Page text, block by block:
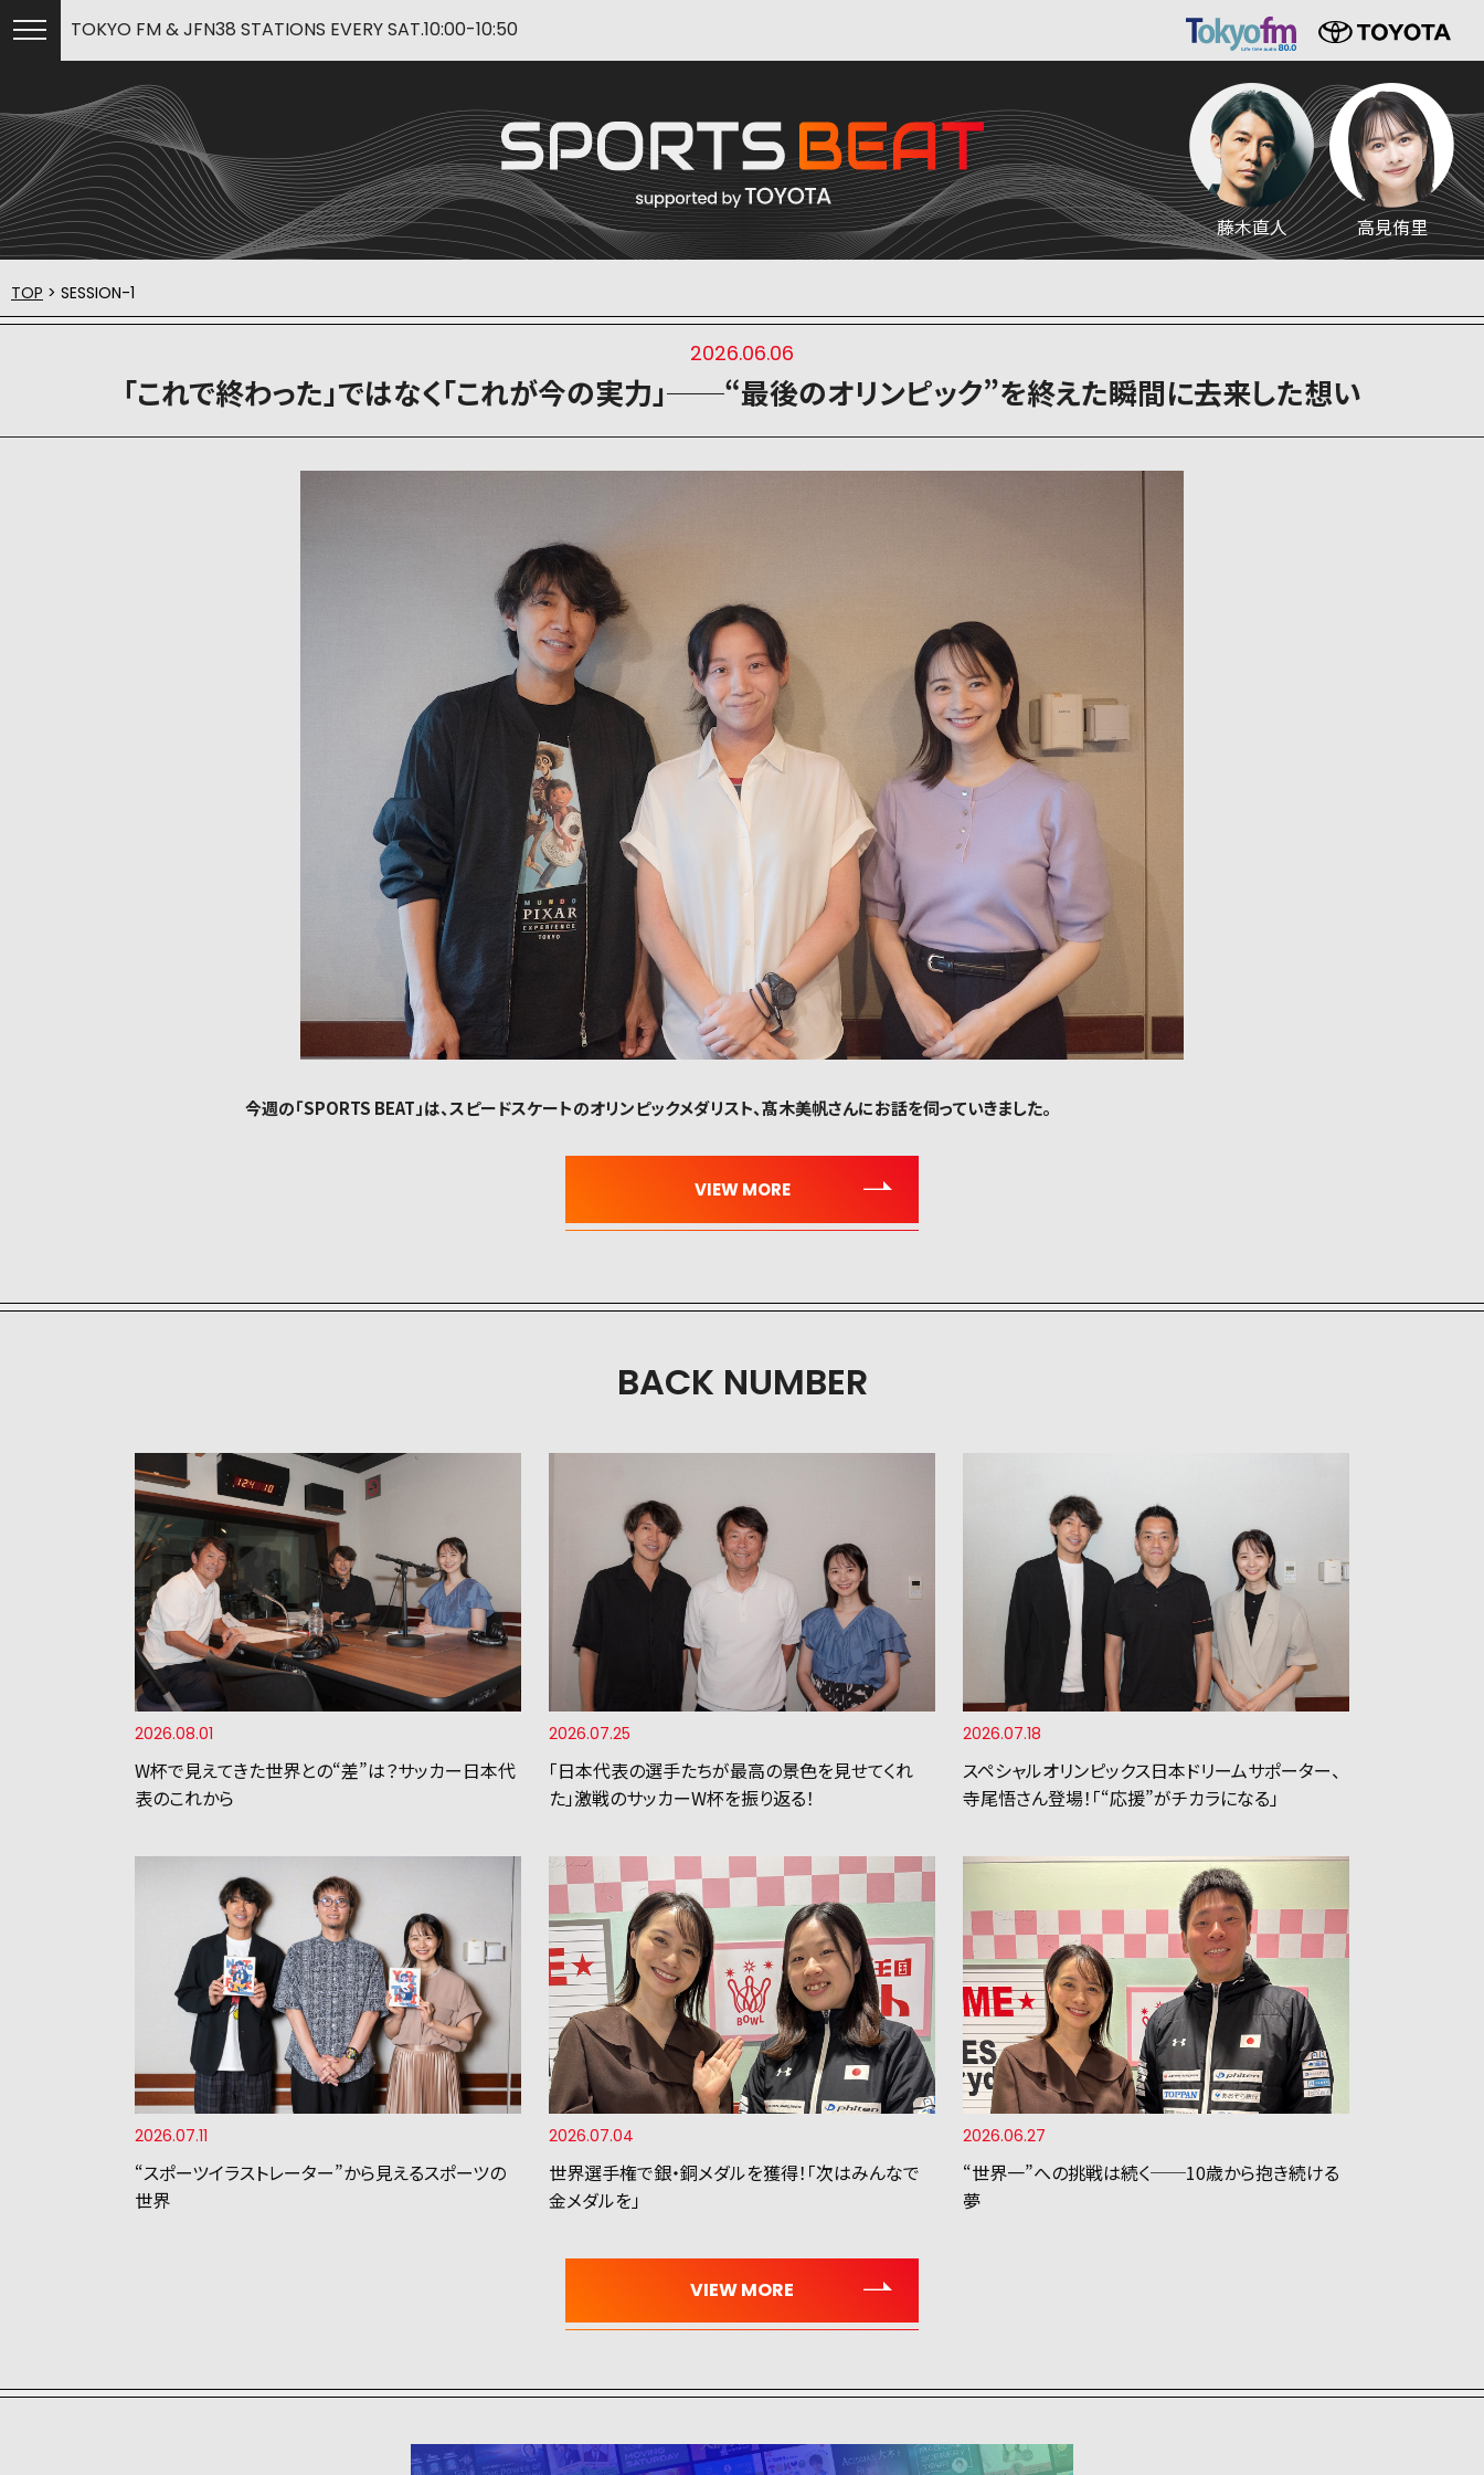
TOKYO FM & JFN38 STATIONS EVERY SAT.10:00-10:50
藤木直人 高見侑里
TOP > SESSION-1
2026.06.06
「これで終わった」ではなく「これが今の実力」──“最後のオリンピック”を終えた瞬間に去来した想い
今週の「SPORTS BEAT」は、スピードスケートのオリンピックメダリスト、髙木美帆さんにお話を伺っていきました。
BACK NUMBER
2026.08.01
W杯で見えてきた世界との“差”は？サッカー日本代
表のこれから
2026.07.25
「日本代表の選手たちが最高の景色を見せてくれ
た」激戦のサッカーW杯を振り返る！
2026.07.18
スペシャルオリンピックス日本ドリームサポーター、
寺尾悟さん登場！「“応援”がチカラになる」
2026.07.11
“スポーツイラストレーター”から見えるスポーツの
世界
2026.07.04
世界選手権で銀・銅メダルを獲得！「次はみんなで
金メダルを」
2026.06.27
“世界一”への挑戦は続く──10歳から抱き続ける
夢